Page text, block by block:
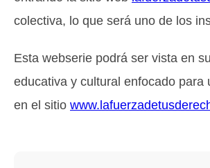
colectiva, lo que será uno de los
Esta webserie podrá ser vista en
educativa y cultural enfocado
en el sitio